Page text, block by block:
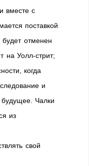
вместе с
поставкой
отменен
на Уолл-стрит;
когда
и
Чалки
из
свой